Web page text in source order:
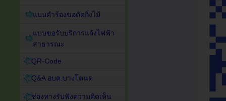
แบบคำร้องขอตัดกิ่งไม้
แบบขอรับบริการแจ้งไฟฟ้า
สาธารณะ
QR-Code
Q&A อบต.บางโตนด
ช่องทางรับฟังความคิดเห็น